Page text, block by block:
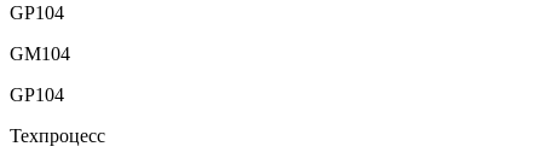
GP104
GM104
GP104
Техпроцесс